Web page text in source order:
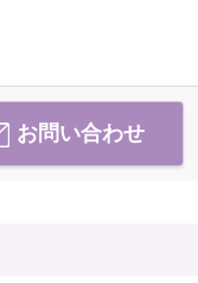
お問い合わせ